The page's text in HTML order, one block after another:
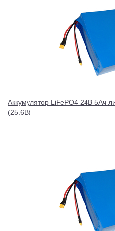
Аккумулятор LiFePO4 24В 5Ач
(25,6В)